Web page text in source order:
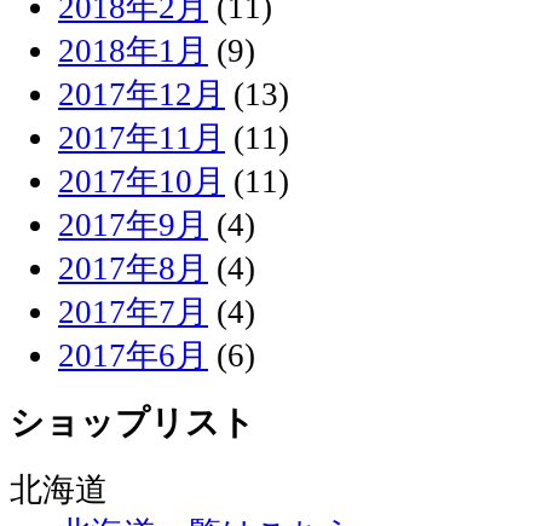
2018年1月 (9)
2017年12月 (13)
2017年11月 (11)
2017年10月 (11)
2017年9月 (4)
2017年8月 (4)
2017年7月 (4)
2017年6月 (6)
ショップリスト
北海道